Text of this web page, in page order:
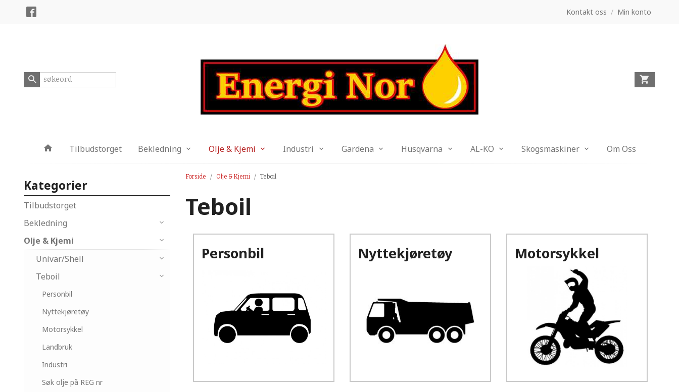
Kontakt oss / Min konto
ProdukterTilbudstorget Bekledning Olje & Kjemi Industri Gardena Husqvarna AL-KO Skogsmaskiner Om Oss
Kategorier
Tilbudstorget
Bekledning
Olje & Kjemi
Univar/Shell
Teboil
Personbil
Nyttekjøretøy
Motorsykkel
Landbruk
Industri
Søk olje på REG nr
Forside Olje & Kjemi Teboil
Teboil
Personbil Nyttekjøretøy Motorsykkel